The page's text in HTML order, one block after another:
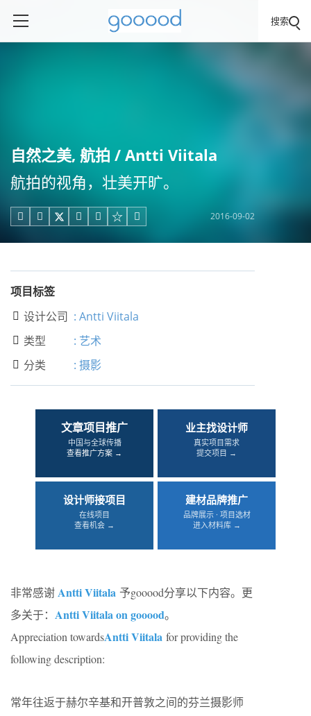
搜索
自然之美, 航拍 / Antti Viitala
航拍的视角，壮美开旷。
     2016-09-02
项目标签
 设计公司 : Antti Viitala
 类型 : 艺术
 分类 : 摄影
文章项目推广
中国与全球传播
查看推广方案 →
业主找设计师
真实项目需求
提交项目 →
设计师接项目
在线项目
查看机会 →
建材品牌推广
品牌展示 · 项目选材
进入材料库 →
非常感谢Antti Viitala 予gooood分享以下内容。更
多关于： Antti Viitala on gooood。
Appreciation towardsAntti Viitala for providing the
following description:
常年往返于赫尔辛基和开普敦之间的芬兰摄影师